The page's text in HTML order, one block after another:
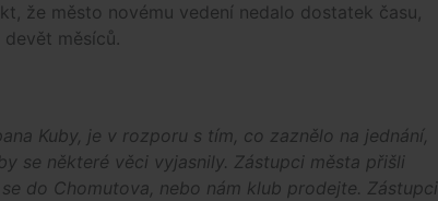
že město novému vedení nedalo dostatek času,
měsíců.
Kuby, je v rozporu s tím, co zaznělo na jednání,
se některé věci vyjasnily. Zástupci města přišli
do Chomutova, nebo nám klub prodejte. Zástupci